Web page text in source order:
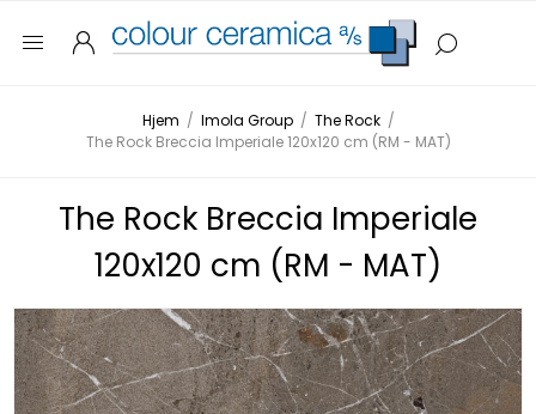
Hjem / Imola Group / The Rock /
The Rock Breccia Imperiale 120x120 cm (RM - MAT)
The Rock Breccia Imperiale
120x120 cm (RM - MAT)